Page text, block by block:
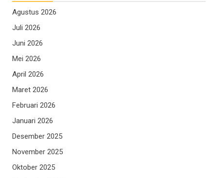
Agustus 2026
Juli 2026
Juni 2026
Mei 2026
April 2026
Maret 2026
Februari 2026
Januari 2026
Desember 2025
November 2025
Oktober 2025